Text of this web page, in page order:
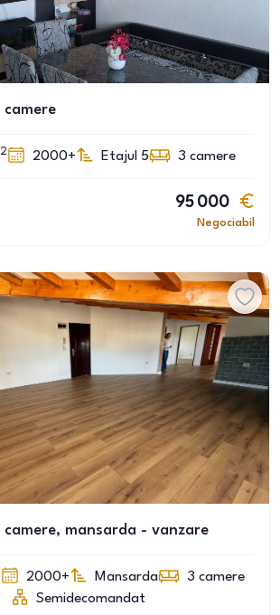
2 2000+ Etajul 5 3 camere
95 000
Negociabil
mansarda - vanzare
2000+ Mansarda 3 camere
Semidecomandat